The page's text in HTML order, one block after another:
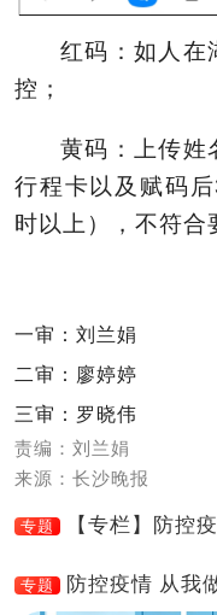
红码：如人在
控；
黄码：上传姓
行程卡以及赋码
时以上），不符合
一审：刘兰娟
二审：廖婷婷
三审：罗晓伟
责编：刘兰娟
来源：长沙晚报
专题 【专栏】防控
专题 防控疫情 从我